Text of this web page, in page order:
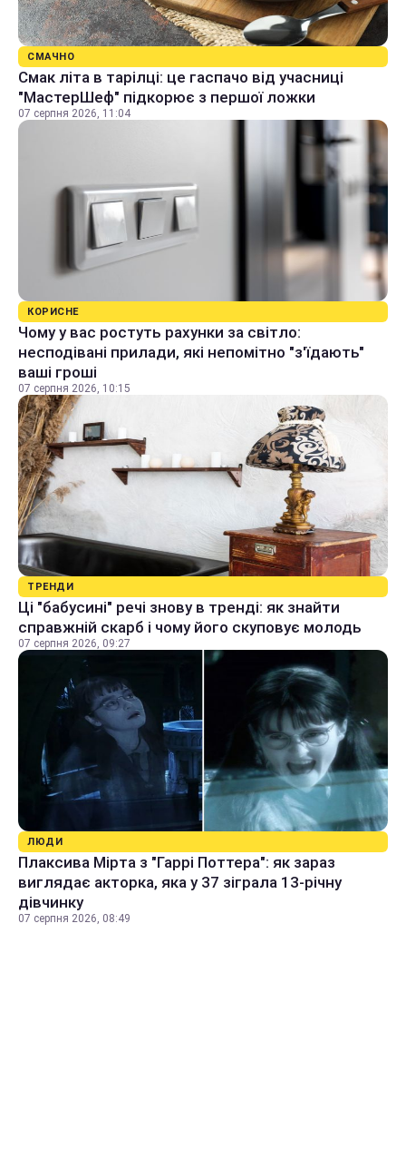
СМАЧНО
Смак літа в тарілці: це гаспачо від учасниці
"МастерШеф" підкорює з першої ложки
07 серпня 2026, 11:04
КОРИСНЕ
Чому у вас ростуть рахунки за світло:
несподівані прилади, які непомітно "з'їдають"
ваші гроші
07 серпня 2026, 10:15
ТРЕНДИ
Ці "бабусині" речі знову в тренді: як знайти
справжній скарб і чому його скуповує молодь
07 серпня 2026, 09:27
ЛЮДИ
Плаксива Мірта з "Гаррі Поттера": як зараз
виглядає акторка, яка у 37 зіграла 13-річну
дівчинку
07 серпня 2026, 08:49